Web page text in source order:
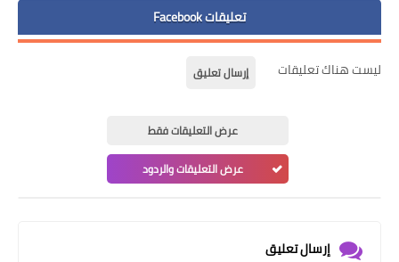
تعليقات Facebook
ليست هناك تعليقات إرسال تعليق
عرض التعليقات فقط
عرض التعليقات والردود
إرسال تعليق